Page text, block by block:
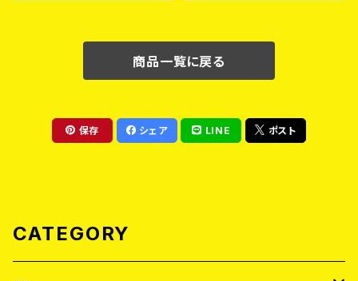
商品一覧に戻る
保存 シェア LINE ポスト
CATEGORY